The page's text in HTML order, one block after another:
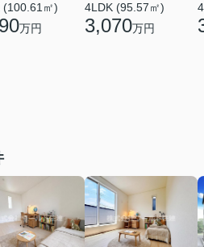
(100.61㎡)
万円
4LDK (95.57㎡)
3,070万円